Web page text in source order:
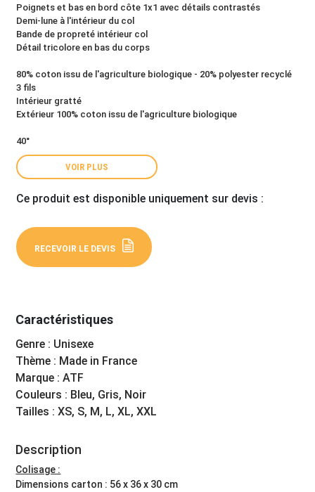
Poignets et bas en bord côte 1x1 avec détails contrastés
Demi-lune à l'intérieur du col
Bande de propreté intérieur col
Détail tricolore en bas du corps
80% coton issu de l'agriculture biologique - 20% polyester recyclé
3 fils
Intérieur gratté
Extérieur 100% coton issu de l'agriculture biologique
40°
VOIR PLUS
Ce produit est disponible uniquement sur devis :
RECEVOIR LE DEVIS
Caractéristiques
Genre : Unisexe
Thème : Made in France
Marque : ATF
Couleurs : Bleu, Gris, Noir
Tailles : XS, S, M, L, XL, XXL
Description
Colisage :
Dimensions carton : 56 x 36 x 30 cm